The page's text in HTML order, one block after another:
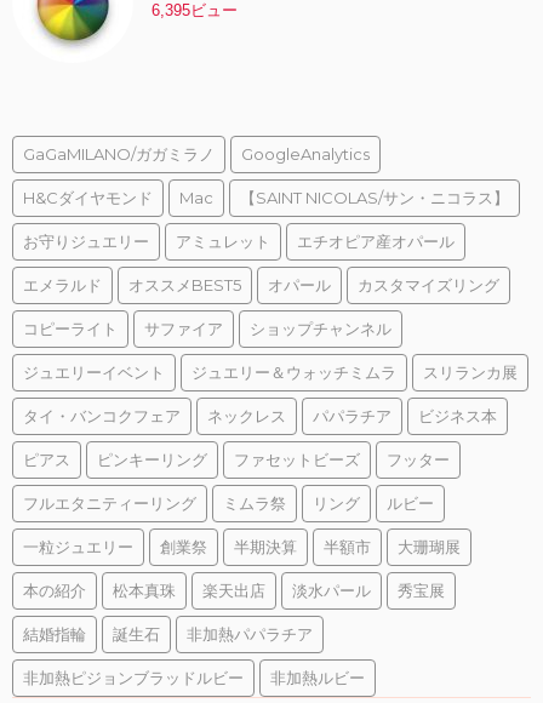
6,395ビュー
GaGaMILANO/ガガミラノ GoogleAnalytics
H&Cダイヤモンド Mac 【SAINT NICOLAS/サン・ニコラス】
お守りジュエリー アミュレット エチオピア産オパール
エメラルド オススメBEST5 オパール カスタマイズリング
コピーライト サファイア ショップチャンネル
ジュエリーイベント ジュエリー＆ウォッチミムラ スリランカ展
タイ・バンコクフェア ネックレス パパラチア ビジネス本
ピアス ピンキーリング ファセットビーズ フッター
フルエタニティーリング ミムラ祭 リング ルビー
一粒ジュエリー 創業祭 半期決算 半額市 大珊瑚展
本の紹介 松本真珠 楽天出店 淡水パール 秀宝展
結婚指輪 誕生石 非加熱パパラチア
非加熱ピジョンブラッドルビー 非加熱ルビー